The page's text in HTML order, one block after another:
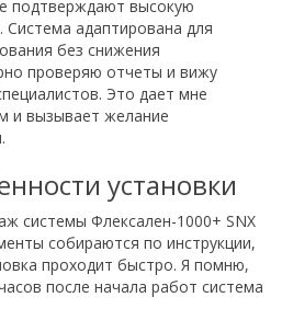
подтверждают высокую
адаптирована для
без снижения
проверяю отчеты и вижу
Это дает мне
и вызывает желание
установки
системы Флексален-1000+ SNX
собираются по инструкции,
проходит быстро. Я помню,
после начала работ система